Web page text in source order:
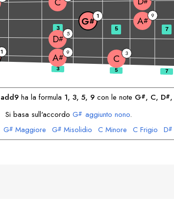
1 A# 9 C 3
D# 5
G# 1 A# 9
3 5 7
add9ha la formula 1, 3, 5, 9con le note G#, C, D#,
Si basa sull'accordoG# aggiunto nono.
G# Maggiore G# Misolidio C Minore C Frigio D#
D# Dorica A# Minore A# Dorica